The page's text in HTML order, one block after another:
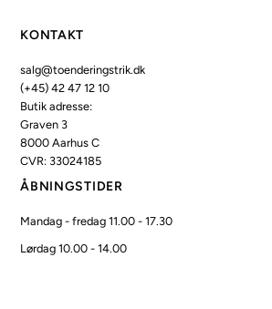
KONTAKT
salg@toenderingstrik.dk
(+45) 42 47 12 10
Butik adresse:
Graven 3
8000 Aarhus C
CVR: 33024185
ÅBNINGSTIDER
Mandag - fredag 11.00 - 17.30
Lørdag 10.00 - 14.00